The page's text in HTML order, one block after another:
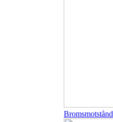
Bromsmotstånd